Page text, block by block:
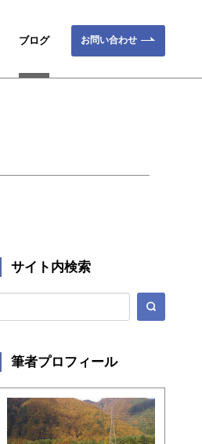
お問い合わせ
ブログ
サイト内検索
筆者プロフィール